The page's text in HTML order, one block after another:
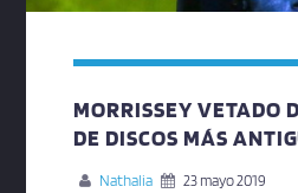
MORRISSEY VETADO
DE DISCOS MÁS
Nathalia 23 mayo 2019